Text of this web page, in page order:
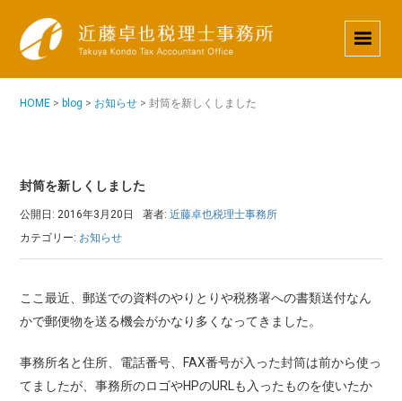
HOME > blog > お知らせ >封筒を新しくしました
封筒を新しくしました
公開日: 2016年3月20日 著者:近藤卓也税理士事務所
カテゴリー: お知らせ
ここ最近、郵送での資料のやりとりや税務署への書類送付なん
かで郵便物を送る機会がかなり多くなってきました。
事務所名と住所、電話番号、FAX番号が入った封筒は前から使っ
てましたが、事務所のロゴやHPのURLも入ったものを使いたか